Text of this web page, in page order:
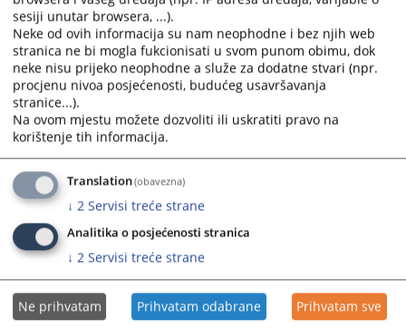
Plan javnih nabavki za 2025.godinu
324 PREGLEDA
sesiji unutar browsera, ...).
Neke od ovih informacija su nam neophodne i bez njih web
stranica ne bi mogla fukcionisati u svom punom obimu, dok
neke nisu prijeko neophodne a služe za dodatne stvari (npr.
procjenu nivoa posjećenosti, budućeg usavršavanja
stranice...).
Na ovom mjestu možete dozvoliti ili uskratiti pravo na
korištenje tih informacija.
Translation(obavezna)
↓ 2 Servisi treće strane
Analitika o posjećenosti stranica
↓ 2 Servisi treće strane
Ne prihvatam Prihvatam odabrane Prihvatam sve